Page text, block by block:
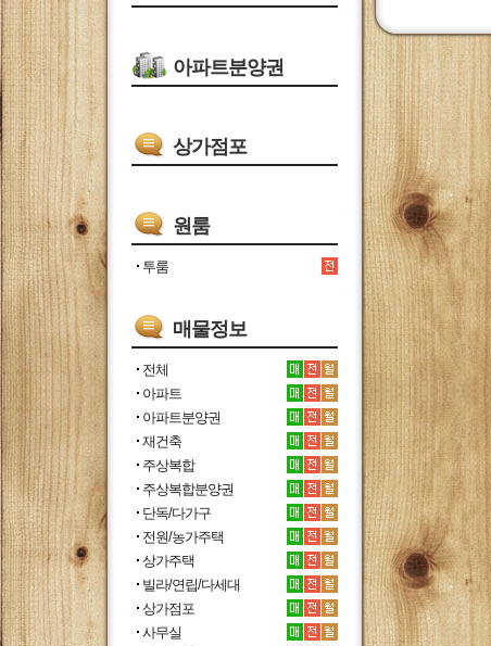
아파트분양권
상가점포
원룸
투룸
매물정보
전체
아파트
아파트분양권
재건축
주상복합
주상복합분양권
단독/다가구
전원/농가주택
상가주택
빌라/연립/다세대
상가점포
사무실